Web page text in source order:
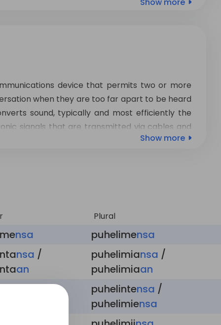
device that permits two or more
when they are too far apart to be heard
sound, typically and most efficiently the
signals that are transmitted via cables and
to another telephone which reproduces
Show more
Plural
nsa puhelimensa
nsa /
an
puhelimiansa /
puhelimiaan
puhelintensa /
puhelimiensa